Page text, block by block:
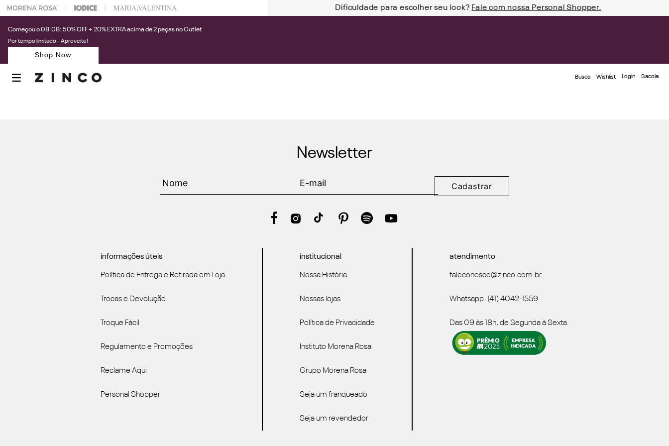
na sua 1° compra usando o cupom: PRIMEIRAZIN Dificuldade para escolher seu look? Fale com nossa Personal Shopper.
Começou o 08.08: 50% OFF + 20% EXTRA acima de 2 peças no Outlet
Por tempo limitado - Aproveite!
Shop Now
Busca Wishlist Login
Newsletter
Cadastrar
informações úteis
Política de Entrega e Retirada em Loja
Trocas e Devolução
Troque Fácil
Regulamento e Promoções
Reclame Aqui
Personal Shopper
institucional
Nossa História
Nossas lojas
Política de Privacidade
Instituto Morena Rosa
Grupo Morena Rosa
Seja um franqueado
Seja um revendedor
atendimento
faleconosco@zinco.com.br
Whatsapp: (41) 4042-1559
Das 09 às 18h, de Segunda à Sexta.